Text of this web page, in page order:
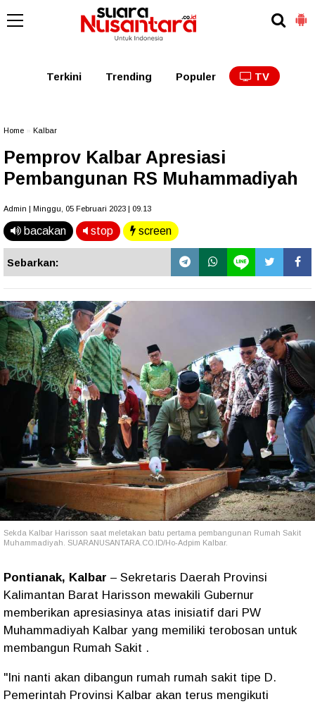
Kalbar Kalteng
Terkini Trending Populer TV
Home Kalbar
Pemprov Kalbar Apresiasi
Pembangunan RS Muhammadiyah
Admin | Minggu, 05 Februari 2023 | 09.13
bacakan stop screen
Sebarkan:
Sekda Kalbar Harisson saat meletakan batu pertama pembangunan Rumah Sakit
Muhammadiyah. SUARANUSANTARA.CO.ID/Ho-Adpim Kalbar.
Pontianak, Kalbar – Sekretaris Daerah Provinsi
Kalimantan Barat Harisson mewakili Gubernur
memberikan apresiasinya atas inisiatif dari PW
Muhammadiyah Kalbar yang memiliki terobosan untuk
membangun Rumah Sakit .
"Ini nanti akan dibangun rumah rumah sakit tipe D.
Pemerintah Provinsi Kalbar akan terus mengikuti